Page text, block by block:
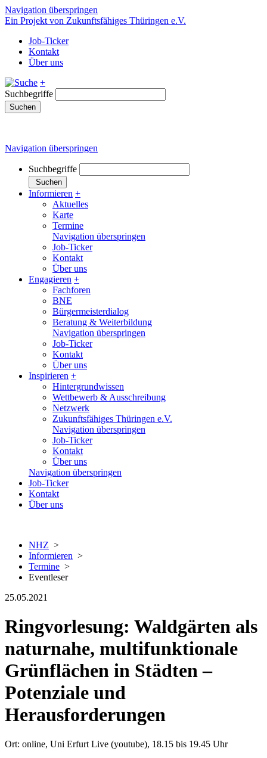
Navigation überspringen
Ein Projekt von Zukunftsfähiges Thüringen e.V.
Job-Ticker
Kontakt
Über uns
+
Suchbegriffe
Suchen
Navigation überspringen
Suchbegriffe
Suchen
Informieren +
Aktuelles
Karte
Termine
Navigation überspringen
Job-Ticker
Kontakt
Über uns
Engagieren +
Fachforen
BNE
Bürgermeisterdialog
Beratung & Weiterbildung
Navigation überspringen
Job-Ticker
Kontakt
Über uns
Inspirieren +
Hintergrundwissen
Wettbewerb & Ausschreibung
Netzwerk
Zukunftsfähiges Thüringen e.V.
Navigation überspringen
Job-Ticker
Kontakt
Über uns
Navigation überspringen
Job-Ticker
Kontakt
Über uns
NHZ >
Informieren >
Termine >
Eventleser
25.05.2021
Ringvorlesung: Waldgärten als
naturnahe, multifunktionale
Grünflächen in Städten –
Potenziale und
Herausforderungen
Ort: online, Uni Erfurt Live (youtube), 18.15 bis 19.45 Uhr